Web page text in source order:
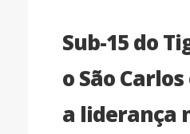
Sub-15 do
o São
a liderança